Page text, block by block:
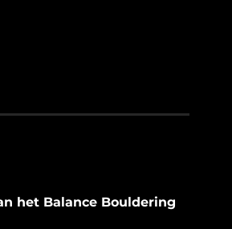
het Balance Bouldering